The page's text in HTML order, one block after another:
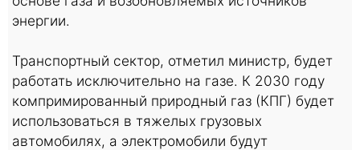
энергии.
Транспортный сектор, отметил министр, будет
работать исключительно на газе. К 2030 году
компримированный природный газ (КПГ) будет
использоваться в тяжелых грузовых
автомобилях, а электромобили будут